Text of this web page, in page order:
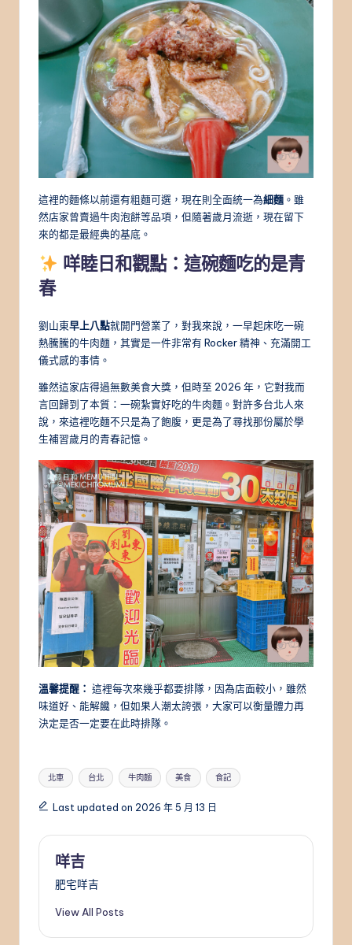
這裡的麵條以前還有粗麵可選，現在則全面統一為細麵 。雖
然店家曾賣過牛肉泡餅等品項，但隨著歲月流逝，現在留下
來的都是最經典的基底。
咩睦日和觀點：這碗麵吃的是青
春
劉山東早上八點就開門營業了，對我來說，一早起床吃一碗
熱騰騰的牛肉麵，其實是一件非常有 Rocker 精神、充滿開工
儀式感的事情。
雖然這家店得過無數美食大獎，但時至 2026 年，它對我而
言回歸到了本質：一碗紮實好吃的牛肉麵。對許多台北人來
說，來這裡吃麵不只是為了飽腹，更是為了尋找那份屬於學
生補習歲月的青春記憶。
溫馨提醒： 這裡每次來幾乎都要排隊，因為店面較小，雖然
味道好、能解饞，但如果人潮太誇張，大家可以衡量體力再
決定是否一定要在此時排隊。
Tags:
北車 台北 牛肉麵 美食 食記
Last updated on 2026 年 5 月 13 日
咩吉
肥宅咩吉
View All Posts